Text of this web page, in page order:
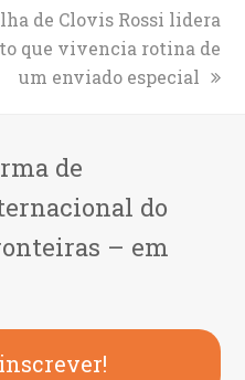
de Clovis Rossi lidera
que vivencia rotina de
um enviado especial
de
do
– em